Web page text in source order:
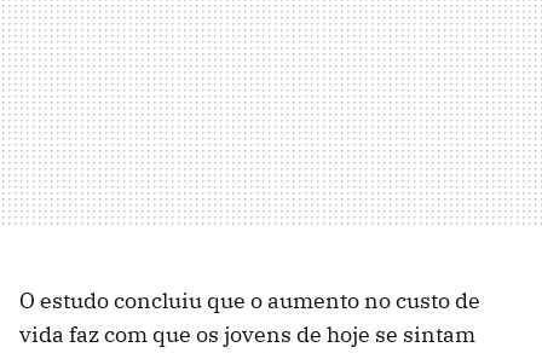
O estudo concluiu que o aumento no custo de
vida faz com que os jovens de hoje se sintam